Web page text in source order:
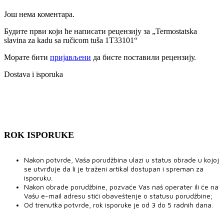
Још нема коментара.
Будите први који ће написати рецензију за „Termostatska
slavina za kadu sa ručicom tuša 1T33101“
Морате бити пријављени да бисте поставили рецензију.
Dostava i isporuka
ROK ISPORUKE
Nakon potvrde, Vaša porudžbina ulazi u status obrade u kojoj
se utvrđuje da li je traženi artikal dostupan i spreman za
isporuku.
Nakon obrade porudžbine, pozvaće Vas naš operater ili će na
Vašu e-mail adresu stići obaveštenje o statusu porudžbine;
Od trenutka potvrde, rok isporuke je od 3 do 5 radnih dana.